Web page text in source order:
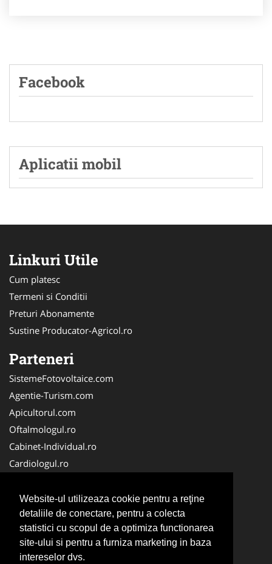
Website-ul utilizeaza cookie pentru a reţine
detaliile de conectare, pentru a colecta
statistici cu scopul de a optimiza functionarea
site-ului si pentru a furniza marketing in baza
intereselor dvs.
Facebook
Aplicatii mobil
Linkuri Utile
Cum platesc
Termeni si Conditii
Preturi Abonamente
Sustine Producator-Agricol.ro
Parteneri
SistemeFotovoltaice.com
Agentie-Turism.com
Apicultorul.com
Oftalmologul.ro
Cabinet-Individual.ro
Cardiologul.ro
CramaVinuri.ro
Centru-Copiere.ro
CentruInchirieri.ro
Medic-Bun.com